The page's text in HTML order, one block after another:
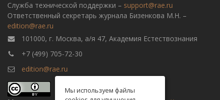
Служба технической поддержки – support@rae.ru
Ответственный секретарь журнала Бизенкова М.Н. –
edition@rae.ru
101000, г. Москва, а/я 47, Академия Естествознания
+7 (499) 705-72-30
edition@rae.ru
Мы используем файлы